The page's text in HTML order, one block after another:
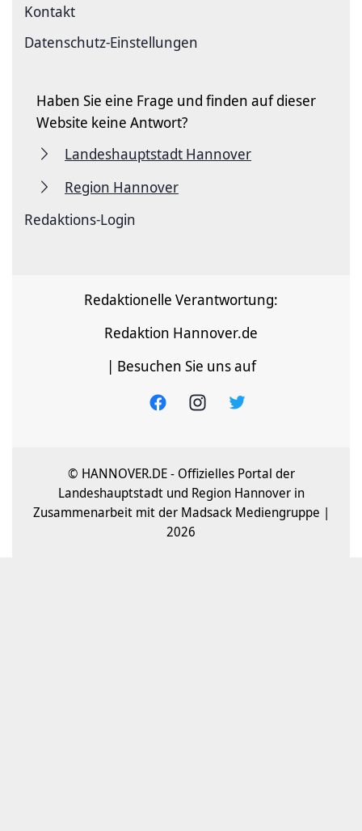
Kontakt
Datenschutz-Einstellungen
Haben Sie eine Frage und finden auf dieser
Website keine Antwort?
Landeshauptstadt Hannover
Region Hannover
Redaktions-Login
Redaktionelle Verantwortung:
Redaktion Hannover.de
| Besuchen Sie uns auf
© HANNOVER.DE - Offizielles Portal der
Landeshauptstadt und Region Hannover in
Zusammenarbeit mit der Madsack Mediengruppe |
2026